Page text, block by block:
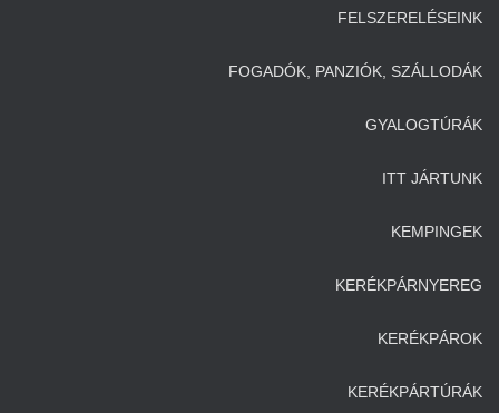
FELSZERELÉSEINK
FOGADÓK, PANZIÓK, SZÁLLODÁK
GYALOGTÚRÁK
ITT JÁRTUNK
KEMPINGEK
KERÉKPÁRNYEREG
KERÉKPÁROK
KERÉKPÁRTÚRÁK